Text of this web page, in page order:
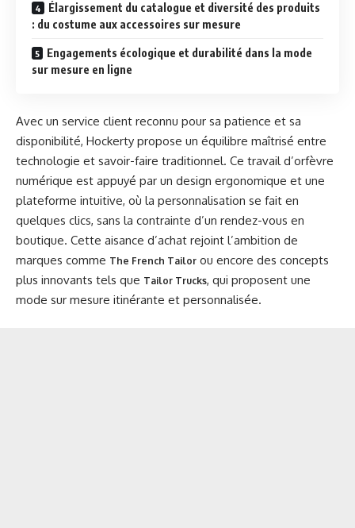
Élargissement du catalogue et diversité des produits
: du costume aux accessoires sur mesure
Engagements écologique et durabilité dans la mode
sur mesure en ligne
Avec un service client reconnu pour sa patience et sa
disponibilité, Hockerty propose un équilibre maîtrisé entre
technologie et savoir-faire traditionnel. Ce travail d’orfèvre
numérique est appuyé par un design ergonomique et une
plateforme intuitive, où la personnalisation se fait en
quelques clics, sans la contrainte d’un rendez-vous en
boutique. Cette aisance d’achat rejoint l’ambition de
marques comme The French Tailor ou encore des concepts
plus innovants tels que Tailor Trucks, qui proposent une
mode sur mesure itinérante et personnalisée.